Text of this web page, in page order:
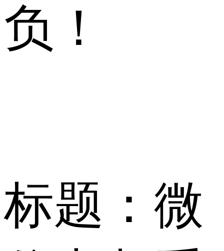
负！
标题：微